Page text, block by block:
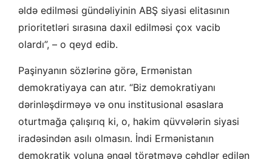
əldə edilməsi gündəliyinin ABŞ siyasi elitasının
prioritetləri sırasına daxil edilməsi çox vacib
olardı”, – o qeyd edib.
Paşinyanın sözlərinə görə, Ermənistan
demokratiyaya can atır. “Biz demokratiyanı
dərinləşdirməyə və onu institusional əsaslara
oturtmağa çalışırıq ki, o, hakim qüvvələrin siyasi
iradəsindən asılı olmasın. İndi Ermənistanın
demokratik yoluna əngəl törətməyə cəhdlər edilən